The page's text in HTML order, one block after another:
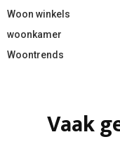
Woon winkels
woonkamer
Woontrends
Vaak